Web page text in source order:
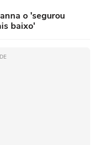
o 'segurou
baixo'